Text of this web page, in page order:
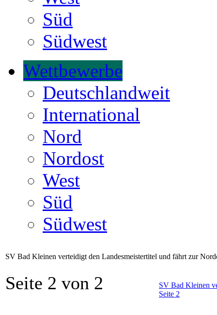
Süd
Südwest
Wettbewerbe
Deutschlandweit
International
Nord
Nordost
West
Süd
Südwest
SV Bad Kleinen verteidigt den Landesmeistertitel und fährt zur
SV Bad Kleinen
Seite 2
Seite 2 von 2